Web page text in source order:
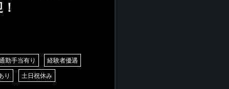
勤手当有り 経験者優遇
り 土日祝休み